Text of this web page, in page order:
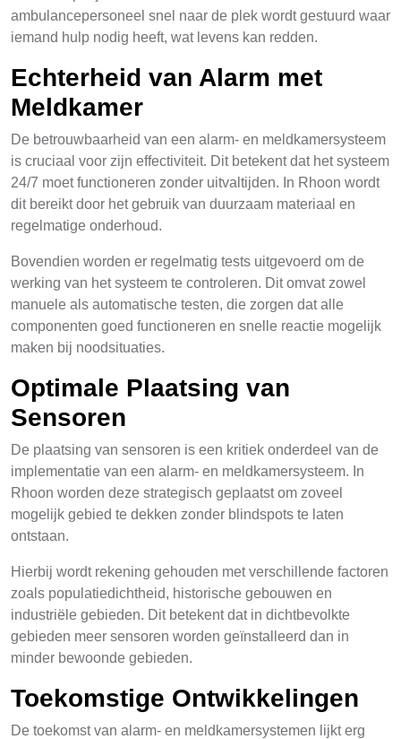
ambulancepersoneel snel naar de plek wordt gestuurd waar
iemand hulp nodig heeft, wat levens kan redden.
Echterheid van Alarm met
Meldkamer
De betrouwbaarheid van een alarm- en meldkamersysteem
is cruciaal voor zijn effectiviteit. Dit betekent dat het systeem
24/7 moet functioneren zonder uitvaltijden. In Rhoon wordt
dit bereikt door het gebruik van duurzaam materiaal en
regelmatige onderhoud.
Bovendien worden er regelmatig tests uitgevoerd om de
werking van het systeem te controleren. Dit omvat zowel
manuele als automatische testen, die zorgen dat alle
componenten goed functioneren en snelle reactie mogelijk
maken bij noodsituaties.
Optimale Plaatsing van
Sensoren
De plaatsing van sensoren is een kritiek onderdeel van de
implementatie van een alarm- en meldkamersysteem. In
Rhoon worden deze strategisch geplaatst om zoveel
mogelijk gebied te dekken zonder blindspots te laten
ontstaan.
Hierbij wordt rekening gehouden met verschillende factoren
zoals populatiedichtheid, historische gebouwen en
industriële gebieden. Dit betekent dat in dichtbevolkte
gebieden meer sensoren worden geïnstalleerd dan in
minder bewoonde gebieden.
Toekomstige Ontwikkelingen
De toekomst van alarm- en meldkamersystemen lijkt erg